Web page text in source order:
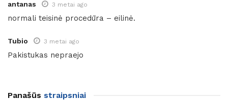
antanas 3 metai ago
normali teisinė procedūra – eilinė.
Tubio 3 metai ago
Pakistukas nepraejo
Panašūs straipsniai